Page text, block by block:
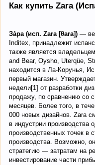
Как купить Zara
За́ра (исп. Zara [θara]) —
Inditex, принадлежит
также является
and Bear, Oysho, Uterqüe,
находится в Ла-Корунья,
первый магазин.
недели[1] от разработки
продажу, по сравнению со
месяцев. Более того, в
000 новых дизайнов. Zara
в индустрии
производственных точек в
производства. Возможно,
стратегию — затратам на
инвестирование части